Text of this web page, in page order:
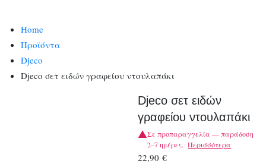
Home
Προϊόντα
Djeco
Djeco σετ ειδών γραφείου ντουλαπάκι
Djeco σετ ειδών
γραφείου ντουλαπάκι
Σε προπαραγγελία — παράδοση
2–7 ημέρες. Περισσότερα
22,90€